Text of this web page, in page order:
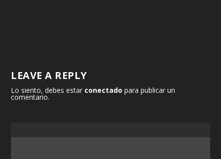
LEAVE A REPLY
Lo siento, debes estar conectado para publicar un
comentario.